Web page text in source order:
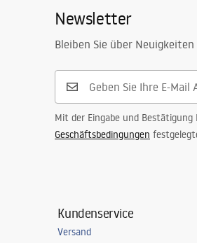
Newsletter
Bleiben Sie über
Mit der Eingabe und
Geschäftsbedingungen
Kundenservice
Versand